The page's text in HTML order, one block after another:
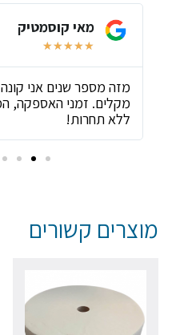
מאי קוסמטיק
★
★
★
★
★
מזה מספר שנים אני
מקלים. זמני האספקה,
ללא תחרות!
מוצרים קשורים